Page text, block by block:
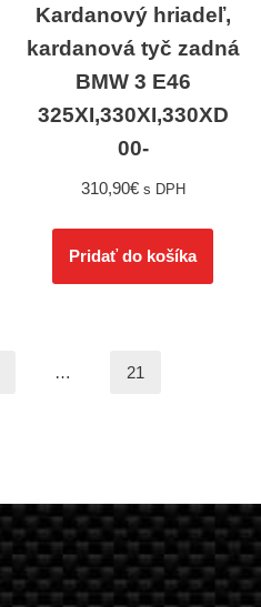
Kardanový hriadeľ,
kardanová tyč zadná
BMW 3 E46
325XI,330XI,330XD
00-
310,90€ s DPH
Pridať do košíka
… 21